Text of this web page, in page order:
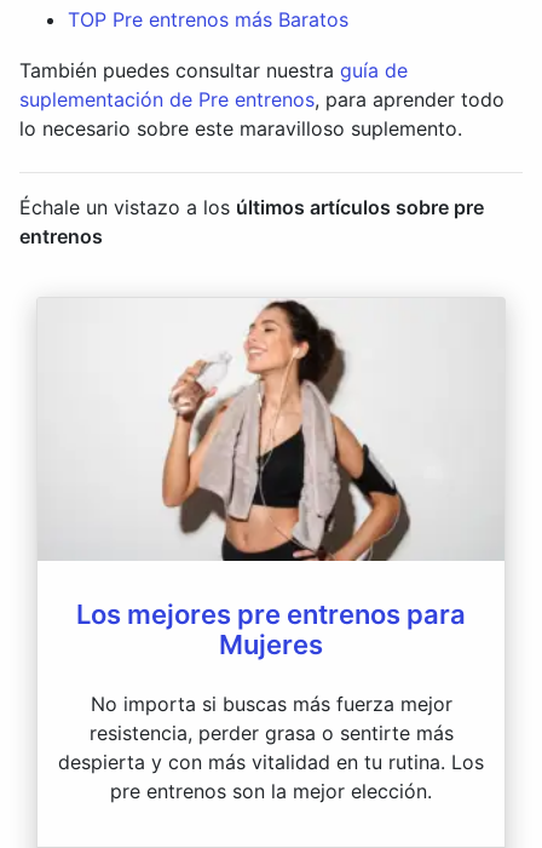
TOP Pre entrenos más Baratos
También puedes consultar nuestra guía de
suplementación de Pre entrenos, para aprender todo
lo necesario sobre este maravilloso suplemento.
Échale un vistazo a los últimos artículos sobre pre
entrenos
Los mejores pre entrenos para
Mujeres
No importa si buscas más fuerza mejor
resistencia, perder grasa o sentirte más
despierta y con más vitalidad en tu rutina. Los
pre entrenos son la mejor elección.